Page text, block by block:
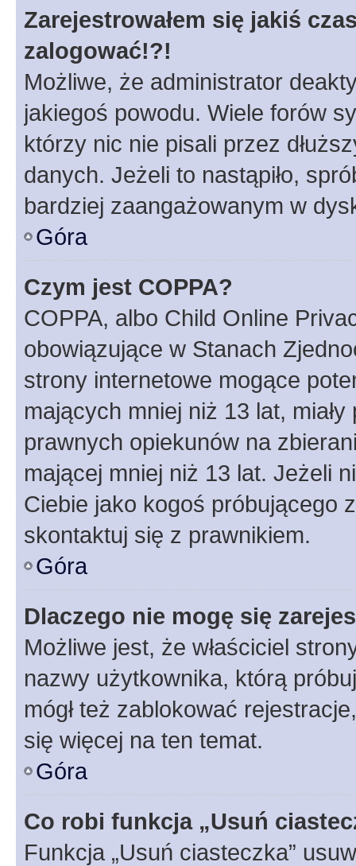
Zarejestrowałem się jakiś
zalogować!?!
Możliwe, że administrator
jakiegoś powodu. Wiele forów
którzy nic nie pisali przez
danych. Jeżeli to nastąpiło,
bardziej zaangażowanym w
Góra
Czym jest COPPA?
COPPA, albo Child Online
obowiązujące w Stanach
strony internetowe mogące
mających mniej niż 13 lat,
prawnych opiekunów na
mającej mniej niż 13 lat. Jeżeli
Ciebie jako kogoś próbującego
skontaktuj się z prawnikiem.
Góra
Dlaczego nie mogę się
Możliwe jest, że właściciel
nazwy użytkownika, którą
mógł też zablokować
się więcej na ten temat.
Góra
Co robi funkcja „Usuń
Funkcja „Usuń ciasteczka”